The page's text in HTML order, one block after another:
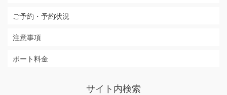
ご予約・予約状況
注意事項
ボート料金
サイト内検索